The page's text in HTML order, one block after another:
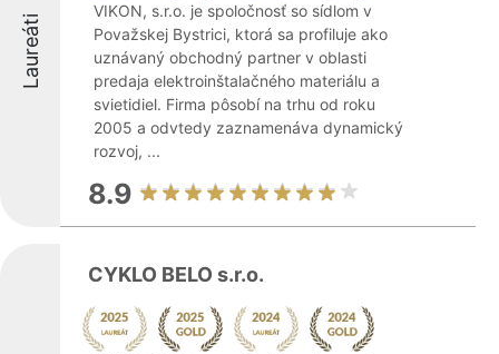
Laureáti
VIKON, s.r.o. je spoločnosť so sídlom v
Považskej Bystrici, ktorá sa profiluje ako
uznávaný obchodný partner v oblasti
predaja elektroinštalačného materiálu a
svietidiel. Firma pôsobí na trhu od roku
2005 a odvtedy zaznamenáva dynamický
rozvoj, ...
8.9
CYKLO BELO s.r.o.